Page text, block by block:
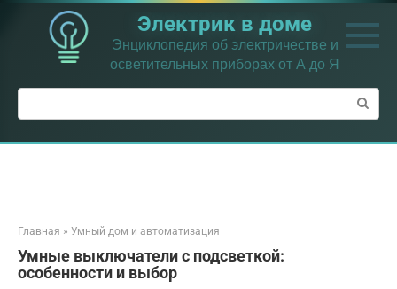
Перейти
контенту
Электрик в доме
Энциклопедия об электричестве и
осветительных приборах от А до Я
Поиск:
Главная » Умный дом и автоматизация
Умные выключатели с подсветкой:
особенности и выбор